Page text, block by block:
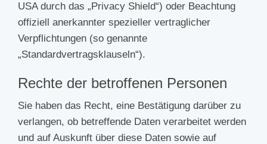
USA durch das „Privacy Shield“) oder Beachtung
offiziell anerkannter spezieller vertraglicher
Verpflichtungen (so genannte
„Standardvertragsklauseln“).
Rechte der betroffenen Personen
Sie haben das Recht, eine Bestätigung darüber zu
verlangen, ob betreffende Daten verarbeitet werden
und auf Auskunft über diese Daten sowie auf